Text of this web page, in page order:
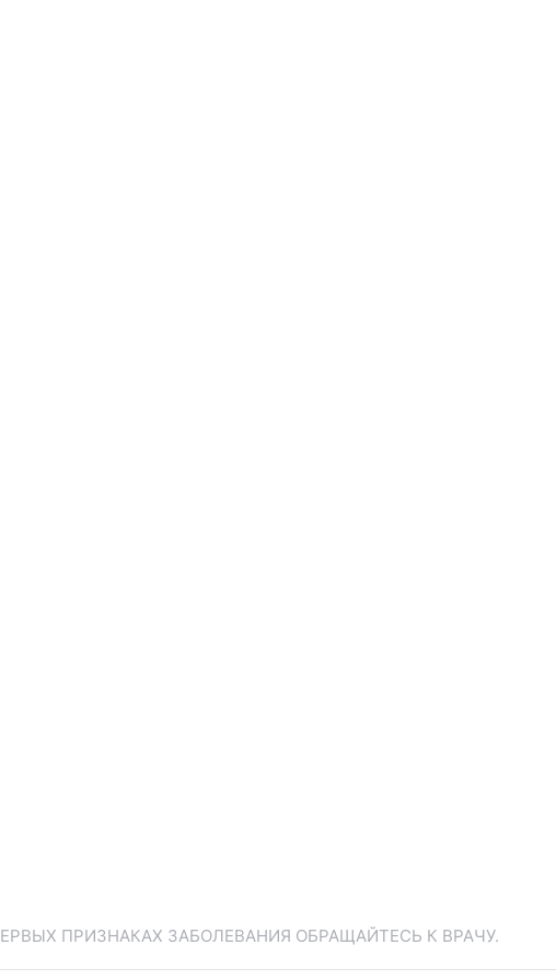
ПРИЗНАКАХ ЗАБОЛЕВАНИЯ ОБРАЩАЙТЕСЬ К ВРАЧУ.